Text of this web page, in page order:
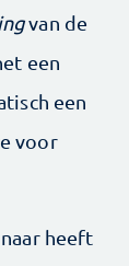
van de
een
een
voor
heeft